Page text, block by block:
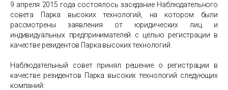
9 апреля 2015 года состоялось заседание Наблюдательного
совета Парка высоких технологий, на котором были
рассмотрены заявления от юридических лиц и
индивидуальных предпринимателей с целью регистрации в
качестве резидентов Парка высоких технологий.
Наблюдательный совет принял решение о регистрации в
качестве резидентов Парка высоких технологий следующих
компаний: